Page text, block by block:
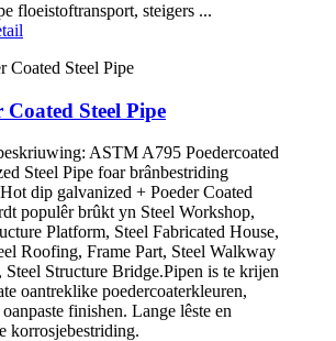
floeistoftransport, steigers ...
Coated Steel Pipe
ASTM A795 Poedercoated
Steel Pipe foar brânbestriding
dip galvanized + Poeder Coated
populêr brûkt yn Steel Workshop,
Platform, Steel Fabricated House,
Roofing, Frame Part, Steel Walkway
Steel Structure Bridge.Pipen is te krijen
oantreklike poedercoaterkleuren,
oanpaste finishen. Lange lêste en
korrosjebestriding.